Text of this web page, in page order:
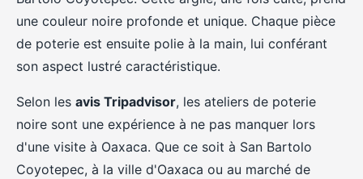
une couleur noire profonde et unique. Chaque pièce
de poterie est ensuite polie à la main, lui conférant
son aspect lustré caractéristique.
Selon les avis Tripadvisor, les ateliers de poterie
noire sont une expérience à ne pas manquer lors
d'une visite à Oaxaca. Que ce soit à San Bartolo
Coyotepec, à la ville d'Oaxaca ou au marché de